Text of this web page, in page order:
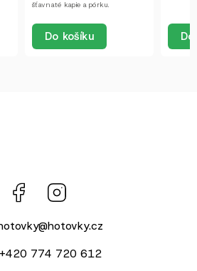
Do košíku
šťavnaté kapie a pórku.
Facebook
@hotovky.cz
+420 774 720 612